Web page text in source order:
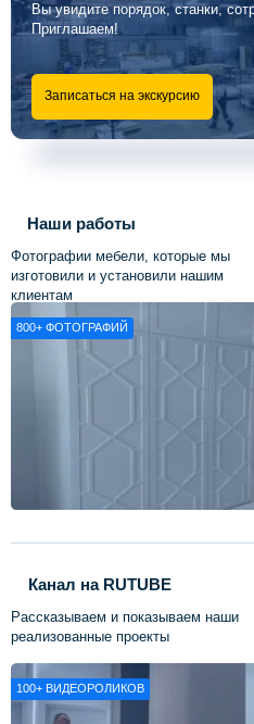
Вы увидите порядок, станки,
Приглашаем!
Записаться на экскурсию
Наши работы
Фотографии мебели, которые мы
изготовили и установили нашим
клиентам
800+ ФОТОГРАФИЙ
Канал на RUTUBE
Рассказываем и показываем наши
реализованные проекты
100+ ВИДЕОРОЛИКОВ